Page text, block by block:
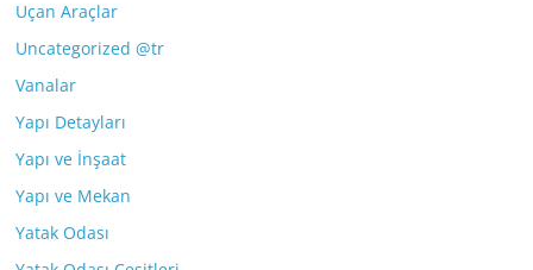
Uçan Araçlar
Uncategorized @tr
Vanalar
Yapı Detayları
Yapı ve İnşaat
Yapı ve Mekan
Yatak Odası